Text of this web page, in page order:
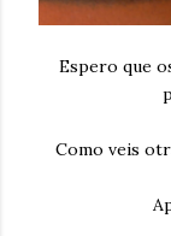
Espero que
Como veis